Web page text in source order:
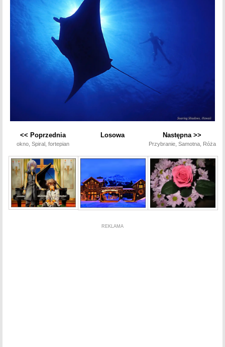
<< Poprzednia
okno, Spiral, fortepian
Losowa Następna >>
Przybranie, Samotna, Róża
REKLAMA